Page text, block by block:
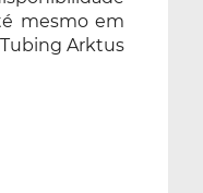
mesmo em
Arktus